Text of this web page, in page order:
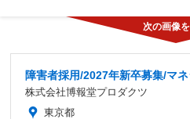
障害者採用/2027年新卒募集/マ
株式会社博報堂プロダクツ
東京都